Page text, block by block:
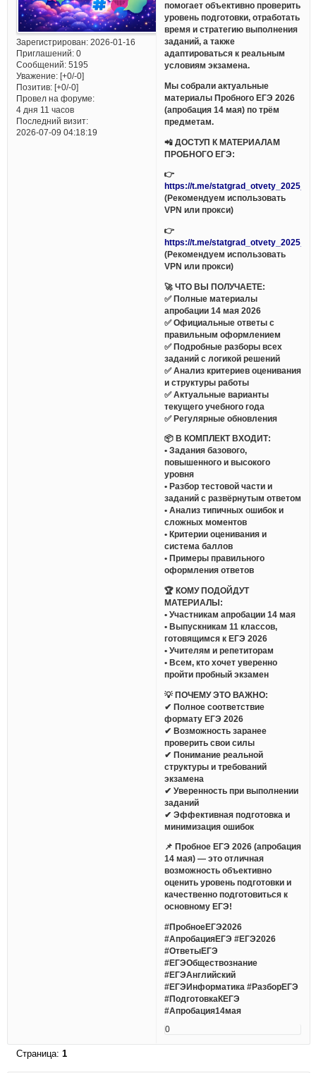
Зарегистрирован: 2026-01-16
Приглашений:0
Сообщений:5195
Уважение: [+0/-0]
Позитив: [+0/-0]
Провел на форуме:
4 дня 11 часов
Последний визит:
2026-07-09 04:18:19
помогает объективно проверить
уровень подготовки, отработать
время и стратегию выполнения
заданий, а также
адаптироваться к реальным
условиям экзамена.
Мы собрали актуальные
материалы Пробного ЕГЭ 2026
(апробация 14 мая) по трём
предметам.
📲 ДОСТУП К МАТЕРИАЛАМ
ПРОБНОГО ЕГЭ:
👉
https://t.me/
(Рекомендуем использовать
VPN или прокси)
👉
https://t.me/
(Рекомендуем использовать
VPN или прокси)
🚀 ЧТО ВЫ ПОЛУЧАЕТЕ:
✅ Полные материалы
апробации 14 мая 2026
✅ Официальные ответы с
правильным оформлением
✅ Подробные разборы всех
заданий с логикой решений
✅ Анализ критериев оценивания
и структуры работы
✅ Актуальные варианты
текущего учебного года
✅ Регулярные обновления
📦 В КОМПЛЕКТ ВХОДИТ:
• Задания базового,
повышенного и высокого
уровня
• Разбор тестовой части и
заданий с развёрнутым ответом
• Анализ типичных ошибок и
сложных моментов
• Критерии оценивания и
система баллов
• Примеры правильного
оформления ответов
🏆 КОМУ ПОДОЙДУТ
МАТЕРИАЛЫ:
• Участникам апробации 14 мая
• Выпускникам 11 классов,
готовящимся к ЕГЭ 2026
• Учителям и репетиторам
• Всем, кто хочет уверенно
пройти пробный экзамен
💡 ПОЧЕМУ ЭТО ВАЖНО:
✔ Полное соответствие
формату ЕГЭ 2026
✔ Возможность заранее
проверить свои силы
✔ Понимание реальной
структуры и требований
экзамена
✔ Уверенность при выполнении
заданий
✔ Эффективная подготовка и
минимизация ошибок
📌 Пробное ЕГЭ 2026 (апробация
14 мая) — это отличная
возможность объективно
оценить уровень подготовки и
качественно подготовиться к
основному ЕГЭ!
#ПробноеЕГЭ2026
#АпробацияЕГЭ #ЕГЭ2026
#ОтветыЕГЭ
#ЕГЭОбществознание
#ЕГЭАнглийский
#ЕГЭИнформатика #РазборЕГЭ
#ПодготовкаКЕГЭ
#Апробация14мая
0
Страница: 1